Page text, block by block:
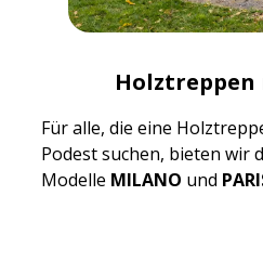
Holztreppen
Für alle, die eine
Podest suchen, bieten wir
Modelle MILANO und